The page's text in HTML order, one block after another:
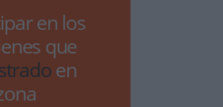
en los
que
en